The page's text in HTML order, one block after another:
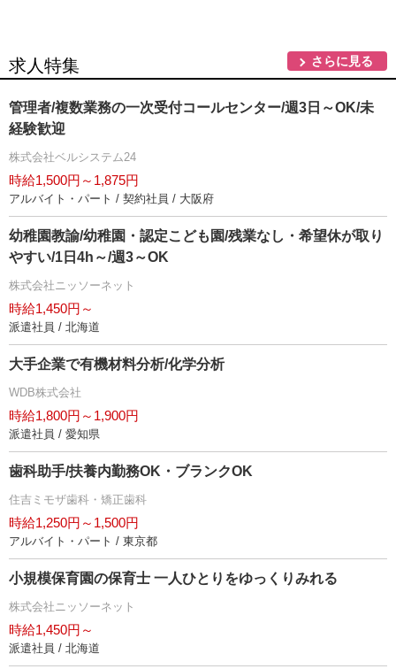
求人特集 さらに見る
管理者/複数業務の一次受付コールセンター/週3日～OK/未
経験歓迎
株式会社ベルシステム24
時給1,500円～1,875円
アルバイト・パート / 契約社員 / 大阪府
幼稚園教諭/幼稚園・認定こども園/残業なし・希望休が取り
すい/1日4h～/週3～OK
株式会社ニッソーネット
時給1,450円～
派遣社員 / 北海道
大手企業で有機材料分析/化学分析
WDB株式会社
時給1,800円～1,900円
派遣社員 / 愛知県
歯科助手/扶養内勤務OK・ブランクOK
住吉ミモザ歯科・矯正歯科
時給1,250円～1,500円
アルバイト・パート / 東京都
小規模保育園の保育士 一人ひとりをゆっくりみれる
株式会社ニッソーネット
時給1,450円～
派遣社員 / 北海道